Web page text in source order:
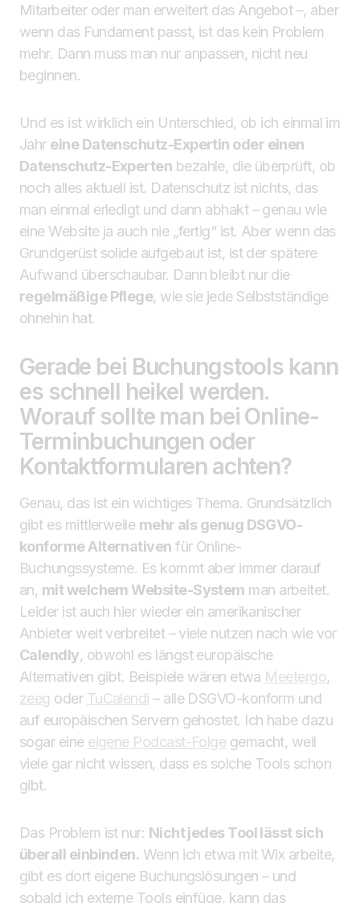
Mitarbeiter oder man erweitert das Angebot –, aber
wenn das Fundament passt, ist das kein Problem
mehr. Dann muss man nur anpassen, nicht neu
beginnen.
Und es ist wirklich ein Unterschied, ob ich einmal im
Jahr eine Datenschutz-Expertin oder einen
Datenschutz-Experten bezahle, die überprüft, ob
noch alles aktuell ist. Datenschutz ist nichts, das
man einmal erledigt und dann abhakt – genau wie
eine Website ja auch nie „fertig“ ist. Aber wenn das
Grundgerüst solide aufgebaut ist, ist der spätere
Aufwand überschaubar. Dann bleibt nur die
regelmäßige Pflege, wie sie jede Selbstständige
ohnehin hat.
Gerade bei Buchungstools kann
es schnell heikel werden.
Worauf sollte man bei Online-
Terminbuchungen oder
Kontaktformularen achten?
Genau, das ist ein wichtiges Thema. Grundsätzlich
gibt es mittlerweile mehr als genug DSGVO-
konforme Alternativen für Online-
Buchungssysteme. Es kommt aber immer darauf
an, mit welchem Website-System man arbeitet.
Leider ist auch hier wieder ein amerikanischer
Anbieter weit verbreitet – viele nutzen nach wie vor
Calendly, obwohl es längst europäische
Alternativen gibt. Beispiele wären etwa Meetergo,
zeeg oder TuCalendi – alle DSGVO-konform und
auf europäischen Servern gehostet. Ich habe dazu
sogar eine eigene Podcast-Folge gemacht, weil
viele gar nicht wissen, dass es solche Tools schon
gibt.
Das Problem ist nur: Nicht jedes Tool lässt sich
überall einbinden. Wenn ich etwa mit Wix arbeite,
gibt es dort eigene Buchungslösungen – und
sobald ich externe Tools einfüge, kann das